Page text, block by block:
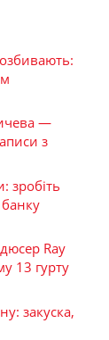
—
з
зробіть
Ray
13 гурту
закуска,